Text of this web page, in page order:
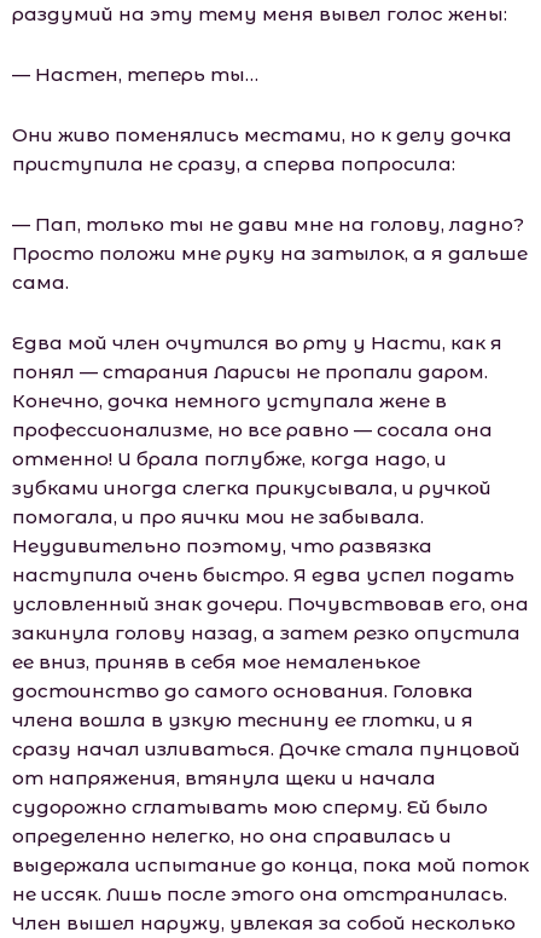
раздумий на эту тему меня вывел голос жены:
— Настен, теперь ты…
Они живо поменялись местами, но к делу дочка
приступила не сразу, а сперва попросила:
— Пап, только ты не дави мне на голову, ладно?
Просто положи мне руку на затылок, а я дальше
сама.
Едва мой член очутился во рту у Насти, как я
понял — старания Ларисы не пропали даром.
Конечно, дочка немного уступала жене в
профессионализме, но все равно — сосала она
отменно! И брала поглубже, когда надо, и
зубками иногда слегка прикусывала, и ручкой
помогала, и про яички мои не забывала.
Неудивительно поэтому, что развязка
наступила очень быстро. Я едва успел подать
условленный знак дочери. Почувствовав его, она
закинула голову назад, а затем резко опустила
ее вниз, приняв в себя мое немаленькое
достоинство до самого основания. Головка
члена вошла в узкую теснину ее глотки, и я
сразу начал изливаться. Дочке стала пунцовой
от напряжения, втянула щеки и начала
судорожно сглатывать мою сперму. Ей было
определенно нелегко, но она справилась и
выдержала испытание до конца, пока мой поток
не иссяк. Лишь после этого она отстранилась.
Член вышел наружу, увлекая за собой несколько